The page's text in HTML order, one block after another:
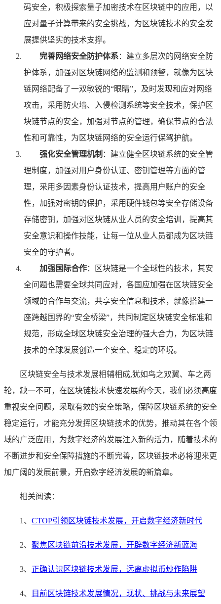
码安全，积极探索量子加密技术在区块链中的应用，以
应对量子计算带来的安全挑战，为区块链技术的安全发
展提供坚实的技术支撑。
完善网络安全防护体系：建立多层次的网络安全防
护体系，加强对区块链网络的监测和预警，就像为区块
链网络配备了一双敏锐的“眼睛”，及时发现和应对网络
攻击，采用防火墙、入侵检测系统等安全技术，保护区
块链节点的安全，加强对节点的管理，确保节点的合法
性和可靠性，为区块链网络的安全运行保驾护航。
强化安全管理机制 ：建立健全区块链系统的安全管
理制度，加强对用户身份认证、密钥管理等方面的管
理，采用多因素身份认证技术，提高用户账户的安全
性，加强对密钥的保护，采用硬件钱包等安全存储设备
存储密钥，加强对区块链从业人员的安全培训，提高其
安全意识和操作技能，让每一位从业人员都成为区块链
安全的守护者。
加强国际合作：区块链是一个全球性的技术，其安
全问题也需要全球共同应对，各国应加强在区块链安全
领域的合作与交流，共享安全信息和技术，就像搭建一
座跨越国界的“安全桥梁”，共同制定区块链安全标准和
规范，形成全球区块链安全治理的强大合力，为区块链
技术的全球发展创造一个安全、稳定的环境。
区块链安全与技术发展相辅相成,犹如鸟之双翼、车之两
轮，缺一不可，在区块链技术快速发展的今天，我们必须高度
重视安全问题，采取有效的安全策略，保障区块链系统的安全
稳定运行，才能充分发挥区块链技术的优势，推动其在各个领
域的广泛应用，为数字经济的发展注入新的活力，随着技术的
不断进步和安全保障措施的不断完善，区块链技术必将迎来更
加广阔的发展前景，开启数字经济发展的新篇章。
相关阅读：
1、 CTOP引领区块链技术发展，开启数字经济新时代
2、 聚焦区块链前沿技术发展，开辟数字经济新蓝海
3、 正确认识区块链技术发展，远离虚拟币炒作陷阱
4、 目前区块链技术发展情况，现状、挑战与未来展望